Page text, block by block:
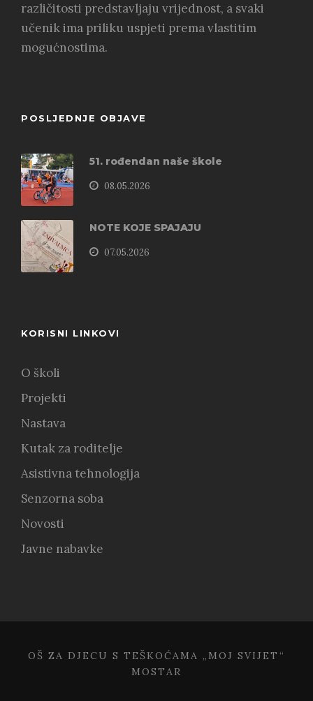
različitosti predstavljaju vrijednost, a svaki
učenik ima priliku uspjeti prema vlastitim
mogućnostima.
POSLJEDNJE OBJAVE
51. rođendan naše škole
08.05.2026
NOTE KOJE SPAJAJU
07.05.2026
KORISNI LINKOVI
O školi
Projekti
Nastava
Kutak za roditelje
Asistivna tehnologija
Senzorna soba
Novosti
Javne nabavke
OŠ ZA DJECU S TEŠKOĆAMA „MOJ SVIJET“
MOSTAR